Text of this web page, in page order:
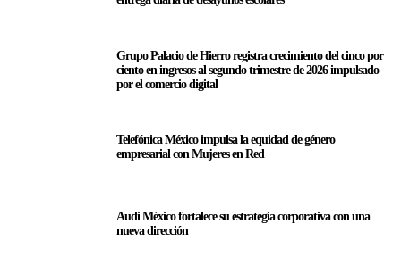
Grupo Palacio de Hierro registra crecimiento del cinco por
ciento en ingresos al segundo trimestre de 2026 impulsado
por el comercio digital
Telefónica México impulsa la equidad de género
empresarial con Mujeres en Red
Audi México fortalece su estrategia corporativa con una
nueva dirección